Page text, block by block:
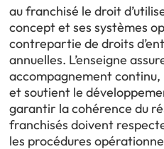
au franchisé le droit
concept et ses systèmes
contrepartie de droits
annuelles. L’enseigne
accompagnement
et soutient le
garantir la cohérence du
franchisés doivent
les procédures